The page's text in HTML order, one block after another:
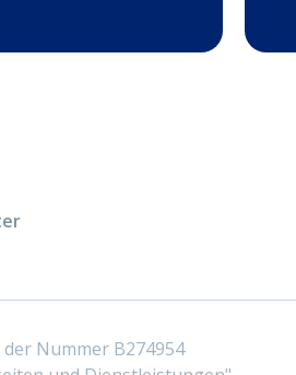
Nummer B274954